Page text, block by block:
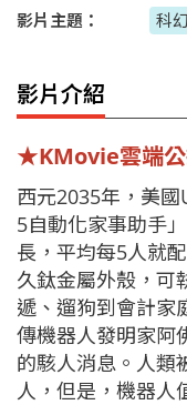
影片主題：
科
影片介紹
★KMovie雲端
西元2035年，美國
5自動化家事助手
長，平均每5人就
久鈦金屬外殼，可
遞、遛狗到會計家
傳機器人發明家阿
的駭人消息。人類
人，但是，機器人